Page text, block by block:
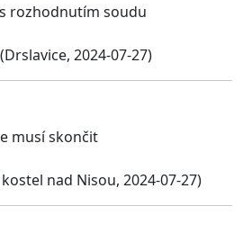
rozhodnutím soudu
(Drslavice, 2024-07-27)
musí skončit
nad Nisou, 2024-07-27)